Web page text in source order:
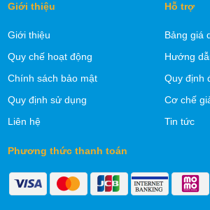
Giới thiệu
Giới thiệu
Quy chế hoạt động
Chính sách bảo mật
Quy định sử dụng
Liên hệ
Hỗ trợ
Bảng giá
Hướng
Quy định
Cơ chế
Tin tức
Phương thức thanh toán